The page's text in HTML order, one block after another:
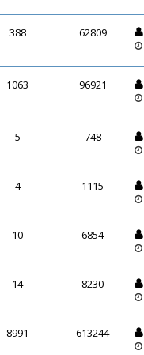
388 62809
1063 96921
5 748
4 1115
10 6854
14 8230
8991 613244